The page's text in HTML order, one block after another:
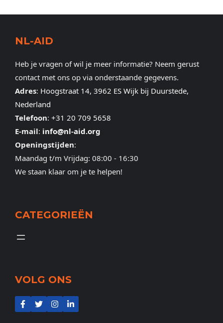
NL-AID
Heb je vragen of wil je meer informatie? Neem gerust
contact met ons op via onderstaande gegevens.
Adres: Hoogstraat 14, 3962 ES Wijk bij Duurstede,
Nederland
Telefoon: +31 20 709 5658
E-mail: info@nl-aid.org
Openingstijden:
Maandag t/m Vrijdag: 08:00 - 16:30
We staan klaar om je te helpen!
CATEGORIEËN
VOLG ONS